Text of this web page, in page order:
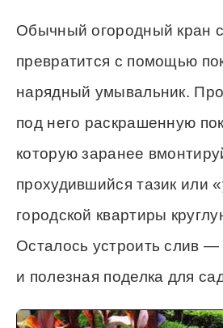
Обычный огородный кран
превратится с помощью
нарядный умывальник.
под него раскрашенную
которую заранее
прохудившийся тазик или
городской квартиры
Осталось устроить слив —
и полезная поделка для